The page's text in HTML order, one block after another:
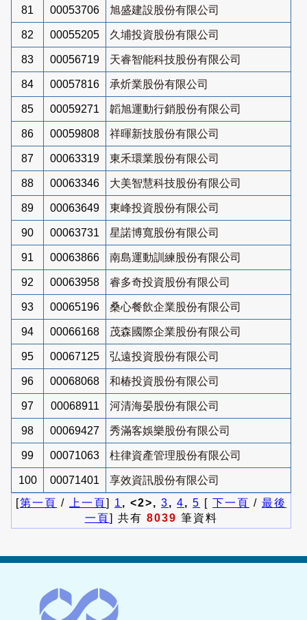
81 00053706 旭盛建設股份有限公司
82 00055205 久埔投資股份有限公司
83 00056719 天睿智能科技股份有限公司
84 00057816 承炘業股份有限公司
85 00059271 韜旭運動行銷股份有限公司
86 00059808 祥暉新技股份有限公司
87 00063319 東禾環業股份有限公司
88 00063346 大美智慧科技股份有限公司
89 00063649 東峰投資股份有限公司
90 00063731 星諾博寬股份有限公司
91 00063866 南島運動訓練股份有限公司
92 00063958 睿多奇投資股份有限公司
93 00065196 桑心餐飲企業股份有限公司
94 00066168 茂森國際企業股份有限公司
95 00067125 弘遠投資股份有限公司
96 00068068 和椿投資股份有限公司
97 00068911 河清海晏股份有限公司
98 00069427 秀滿客娛樂股份有限公司
99 00071063 柱律資產管理股份有限公司
100 00071401
享效資訊股份有限公司
[第一頁 / 上一頁] 1 , <2>, 3, 4, 5 [ 下一頁 / 最後
一頁] 共有 8039 筆資料